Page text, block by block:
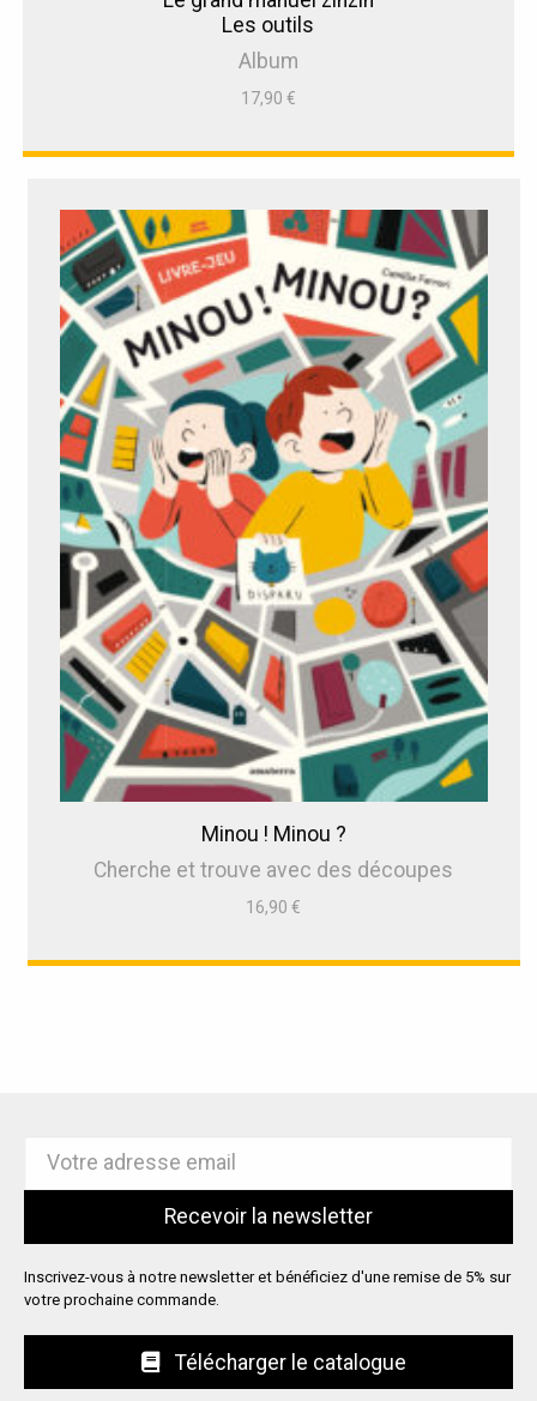
Les outils
Album
17,90 €
Minou ! Minou ?
Cherche et trouve avec des découpes
16,90€
Inscrivez-vous à notre newsletter et bénéficiez d'une remise de 5% sur
votre prochaine commande.
Télécharger le catalogue